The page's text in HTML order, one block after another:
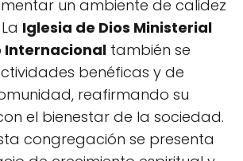
un ambiente de calidez
Iglesia de Dios Ministerial
Internacional también se
benéficas y de
reafirmando su
el bienestar de la sociedad.
congregación se presenta